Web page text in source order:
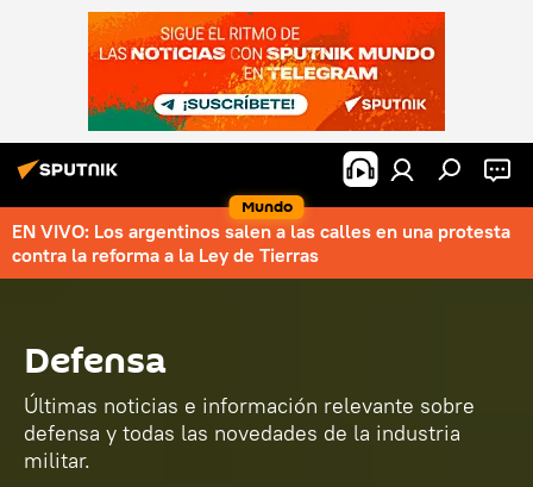
Mundo
EN VIVO: Los argentinos salen a las calles en una protesta
contra la reforma a la Ley de Tierras
Defensa
Últimas noticias e información relevante sobre
defensa y todas las novedades de la industria
militar.